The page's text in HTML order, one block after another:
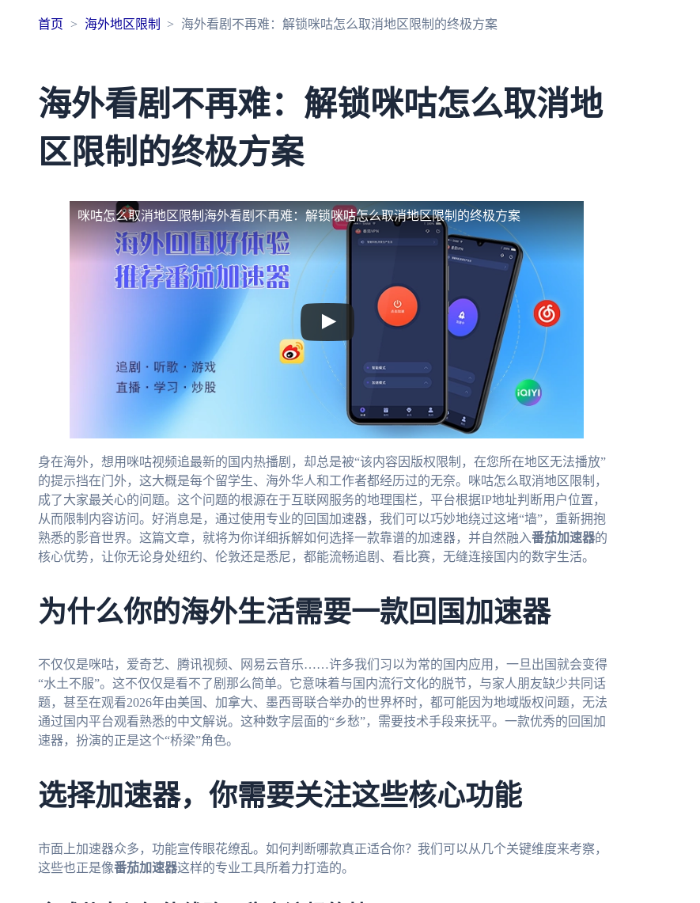
首页 海外地区限制 海外看剧不再难：解锁咪咕怎么取消地区限制的终极方案
海外看剧不再难：解锁咪咕怎么取消地
区限制的终极方案
咪咕怎么取消地区限制 海外看剧不再难：解锁咪咕怎么取消地区限制的终极方案
身在海外，想用咪咕视频追最新的国内热播剧，却总是被“该内容因版权限制，在您所在地区无法播放”
的提示挡在门外，这大概是每个留学生、海外华人和工作者都经历过的无奈。咪咕怎么取消地区限制，
成了大家最关心的问题。这个问题的根源在于互联网服务的地理围栏，平台根据IP地址判断用户位置，
从而限制内容访问。好消息是，通过使用专业的回国加速器，我们可以巧妙地绕过这堵“墙”，重新拥抱
熟悉的影音世界。这篇文章，就将为你详细拆解如何选择一款靠谱的加速器，并自然融入番茄加速器的
核心优势，让你无论身处纽约、伦敦还是悉尼，都能流畅追剧、看比赛，无缝连接国内的数字生活。
为什么你的海外生活需要一款回国加速器
不仅仅是咪咕，爱奇艺、腾讯视频、网易云音乐……许多我们习以为常的国内应用，一旦出国就会变得
“水土不服”。这不仅仅是看不了剧那么简单。它意味着与国内流行文化的脱节，与家人朋友缺少共同话
题，甚至在观看2026年由美国、加拿大、墨西哥联合举办的世界杯时，都可能因为地域版权问题，无法
通过国内平台观看熟悉的中文解说。这种数字层面的“乡愁”，需要技术手段来抚平。一款优秀的回国加
速器，扮演的正是这个“桥梁”角色。
选择加速器，你需要关注这些核心功能
市面上加速器众多，功能宣传眼花缭乱。如何判断哪款真正适合你？我们可以从几个关键维度来考察，
这些也正是像番茄加速器这样的专业工具所着力打造的。